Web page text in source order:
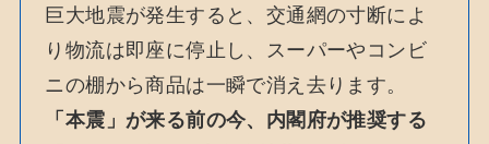
巨大地震が発生すると、交通網の寸断によ
り物流は即座に停止し、スーパーやコンビ
ニの棚から商品は一瞬で消え去ります。
「本震」が来る前の今、内閣府が推奨する